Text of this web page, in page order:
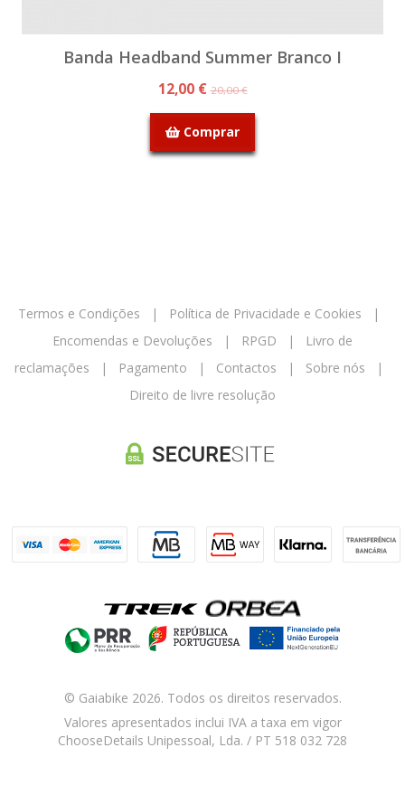
Banda Headband Summer Branco I
12,00 €20,00 €
Comprar
Termos e Condições | Política de Privacidade e Cookies |
Encomendas e Devoluções | RPGD |
Livro de
reclamações | Pagamento | Contactos | Sobre nós |
Direito de livre resolução
© Gaiabike 2026. Todos os direitos reservados.
Valores apresentados inclui IVA a taxa em vigor
ChooseDetails Unipessoal, Lda. / PT 518 032 728